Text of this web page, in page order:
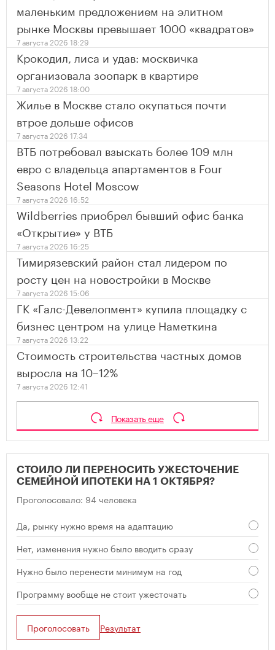
маленьким предложением на элитном
рынке Москвы превышает 1000 «квадратов»
7 августа 2026 18:29
Крокодил, лиса и удав: москвичка
организовала зоопарк в квартире
7 августа 2026 18:00
Жилье в Москве стало окупаться почти
втрое дольше офисов
7 августа 2026 17:34
ВТБ потребовал взыскать более 109 млн
евро с владельца апартаментов в Four
Seasons Hotel Moscow
7 августа 2026 16:52
Wildberries приобрел бывший офис банка
«Открытие» у ВТБ
7 августа 2026 16:25
Тимирязевский район стал лидером по
росту цен на новостройки в Москве
7 августа 2026 15:06
ГК «Галс-Девелопмент» купила площадку с
бизнес центром на улице Наметкина
7 августа 2026 13:22
Стоимость строительства частных домов
выросла на 10–12%
7 августа 2026 12:41
Показать еще
СТОИЛО ЛИ ПЕРЕНОСИТЬ УЖЕСТОЧЕНИЕ
СЕМЕЙНОЙ ИПОТЕКИ НА 1 ОКТЯБРЯ?
Проголосовало: 94 человека
Да, рынку нужно время на адаптацию
Нет, изменения нужно было вводить сразу
Нужно было перенести минимум на год
Программу вообще не стоит ужесточать
Проголосовать Результат